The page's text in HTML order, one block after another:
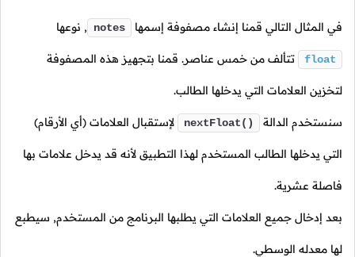
في المثال التالي قمنا إنشاء مصفوفة إسمها notes
, نوعها
float تتألف من خمس عناصر. قمنا بتجهيز هذه المصفوفة
لتخزين العلامات التي يدخلها الطالب.
سنستخدم الدالة nextFloat() لإستقبال العلامات (أي الأرقام)
التي يدخلها الطالب المستخدم لهذا التطبيق لأنه قد يدخل علامات بها
فاصلة عشرية.
بعد إدخال جميع العلامات التي يطلبها البرنامج من المستخدم, سيطبع
لها معدله الوسطي.